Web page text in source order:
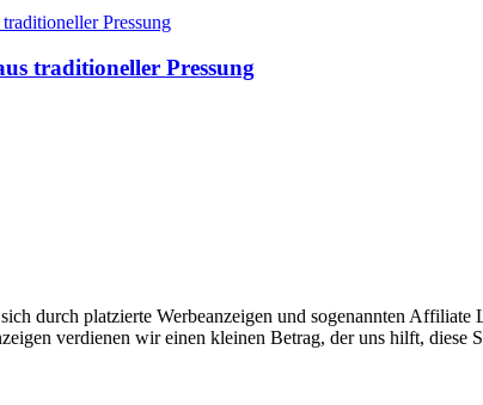
traditioneller Pressung
durch platzierte Werbeanzeigen und sogenannten
verdienen wir einen kleinen Betrag, der uns hilft, diese